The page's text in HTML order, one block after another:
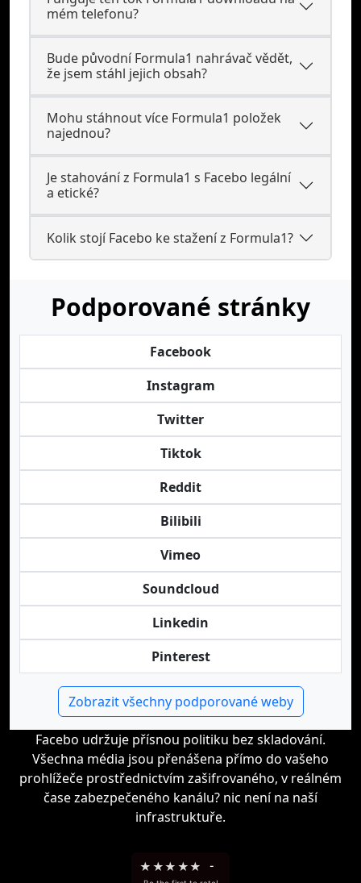
mém telefonu?
Bude původní Formula1 nahrávač vědět,
že jsem stáhl jejich obsah?
Mohu stáhnout více Formula1 položek
najednou?
Je stahování z Formula1 s Facebo legální
a etické?
Kolik stojí Facebo ke stažení z Formula1?
Podporované stránky
Facebook
Instagram
Twitter
Tiktok
Reddit
Bilibili
Vimeo
Soundcloud
Linkedin
Pinterest
Zobrazit všechny podporované weby
Facebo udržuje přísnou politiku bez skladování.
Všechna média jsou přenášena přímo do vašeho
prohlížeče prostřednictvím zašifrovaného, v reálném
čase zabezpečeného kanálu? nic není na naší
infrastruktuře.
★ ★★ ★★ -